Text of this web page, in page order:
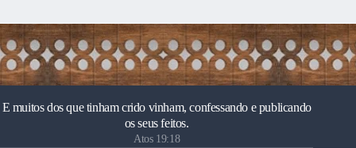
E muitos dos que tinham crido vinham, confessando e publicando
os seus feitos.
Atos 19:18